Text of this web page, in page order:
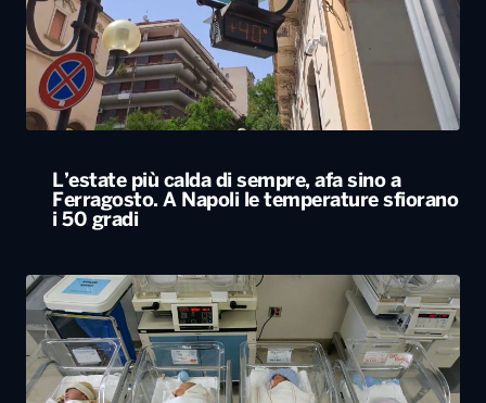
L’estate più calda di sempre, afa sino a
Ferragosto. A Napoli le temperature sfiorano
i 50 gradi